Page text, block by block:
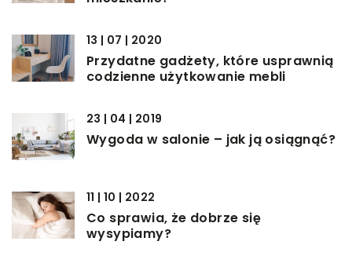
13 | 07 | 2020
Przydatne gadżety, które usprawnią
codzienne użytkowanie mebli
23 | 04 | 2019
Wygoda w salonie – jak ją osiągnąć?
11 | 10 | 2022
Co sprawia, że dobrze się
wysypiamy?